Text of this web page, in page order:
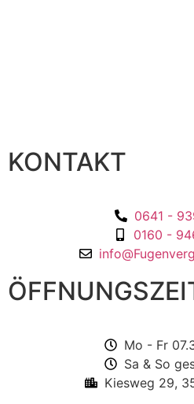
KONTAKT
0641 -
0160 -
Mo - Fr
Sa & So
Kiesweg 29,